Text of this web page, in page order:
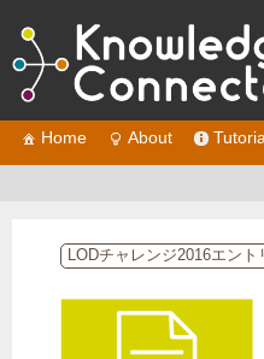
Home About
LODチャレンジ2016エン